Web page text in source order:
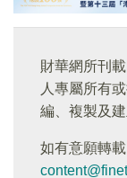
財華網所刊
人專屬所有
編、複製及
如有意願轉